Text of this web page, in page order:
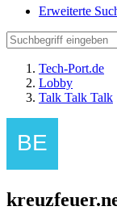
Erweiterte
Tech-Port.de
Lobby
Talk Talk Talk